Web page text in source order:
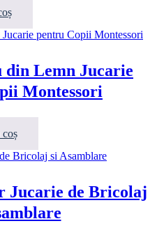
din Lemn Jucarie
Montessori
Jucarie de Bricolaj